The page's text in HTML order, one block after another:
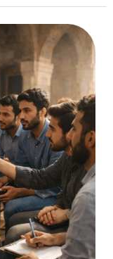
كيف
الدولة
القومية
ببناءثقافةرفض
النقد
الاسلامي؟